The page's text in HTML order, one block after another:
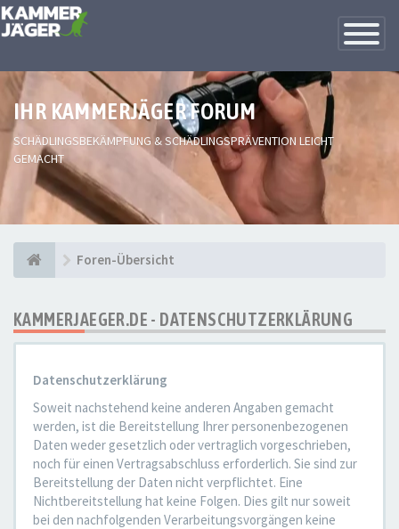
Toggle
IHR KAMMERJÄGER FORUM
SCHÄDLINGSBEKÄMPFUNG & SCHÄDLINGSPRÄVENTION LEICHT
GEMACHT
Foren-Übersicht
KAMMERJAEGER.DE - DATENSCHUTZERKLÄRUNG
Datenschutzerklärung
Soweit nachstehend keine anderen Angaben gemacht
werden, ist die Bereitstellung Ihrer personenbezogenen
Daten weder gesetzlich oder vertraglich vorgeschrieben,
noch für einen Vertragsabschluss erforderlich. Sie sind zur
Bereitstellung der Daten nicht verpflichtet. Eine
Nichtbereitstellung hat keine Folgen. Dies gilt nur soweit
bei den nachfolgenden Verarbeitungsvorgängen keine